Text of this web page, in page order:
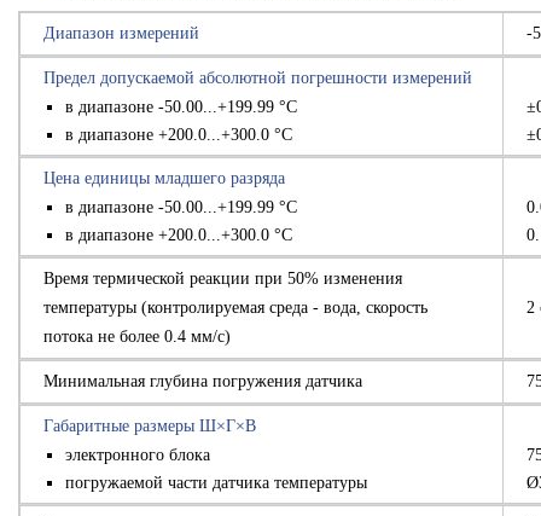
Диапазон измерений -
Предел допускаемой абсолютной погрешности измерений
в диапазоне -50.00...+199.99 °С
в диапазоне +200.0...+300.0 °С
Цена единицы младшего разряда
в диапазоне -50.00...+199.99 °С
в диапазоне +200.0...+300.0 °С
Время термической реакции при 50% изменения
температуры (контролируемая среда - вода, скорость
потока не более 0.4 мм/с)
2
Минимальная глубина погружения датчика
Габаритные размеры Ш×Г×В
электронного блока
погружаемой части датчика температуры